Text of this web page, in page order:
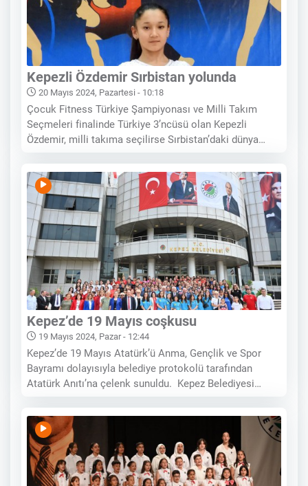
Kepezli Özdemir Sırbistan yolunda
20 Mayıs 2024, Pazartesi - 10:18
Çocuk Fitness Türkiye Şampiyonası ve Milli Takım
Seçmeleri finalinde Türkiye 3’ncüsü olan Kepezli
Özdemir, milli takıma seçilirse Sırbistan’daki dünya
Kulübü cimnastikçisi Sevinç Özdemir, Çocuk Fitness
Türkiye Şampiyonası ve Milli Takım Seçmeleri finalinde
Türkiye
Kepez’de 19 Mayıs coşkusu
19 Mayıs 2024, Pazar - 12:44
Kepez’de 19 Mayıs Atatürk’ü Anma, Gençlik ve Spor
Bayramı dolayısıyla belediye protokolü tarafından
Atatürk Anıtı’na çelenk sunuldu. Kepez Belediyesi
sunma törenini bayramın asıl sahipleri gençlerle
beraber gerçekleştirdi. 19 Mayıs Atatürk’ü Anma
Gençlik ve Spor